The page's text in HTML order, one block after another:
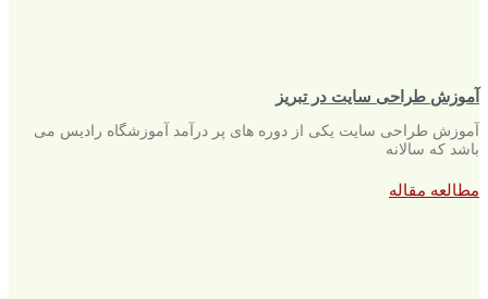
آموزش طراحی سایت در تبریز
آموزش طراحی سایت یکی از دوره های پر درآمد آموزشگاه رادیس می
باشد که سالانه
مطالعه مقاله